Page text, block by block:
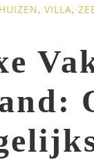
, VILLA,